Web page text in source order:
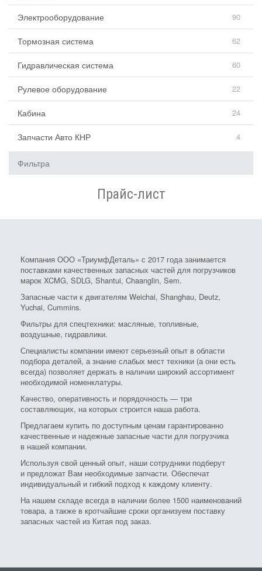
Электрооборудование 90
Тормозная система 62
Гидравлическая система 60
Рулевое оборудование 22
Кабина 24
Запчасти Авто КНР 4
Фильтра
Прайс-лист
Компания ООО «ТриумфДеталь» с 2017 года занимается
поставками качественных запасных частей для погрузчиков
марок XCMG, SDLG, Shantui, Chaanglin, Sem.
Запасные части к двигателям Weichai, Shanghau, Deutz,
Yuchai, Cummins.
Фильтры для спецтехники: масляные, топливные,
воздушные, гидравлики.
Специалисты компании имеют серьезный опыт в области
подбора деталей, а знание слабых мест техники (а они есть
всегда) позволяет держать в наличии широкий ассортимент
необходимой номенклатуры.
Качество, оперативность и порядочность — три
составляющих, на которых строится наша работа.
Предлагаем купить по доступным ценам гарантированно
качественные и надежные запасные части для погрузчика
в нашей компании.
Используя свой ценный опыт, наши сотрудники подберут
и предложат Вам необходимые запчасти. Обеспечат
индивидуальный и гибкий подход к каждому клиенту.
На нашем складе всегда в наличии более 1500 наименований
товара, а также в кротчайшие сроки организуем поставку
запасных частей из Китая под заказ.